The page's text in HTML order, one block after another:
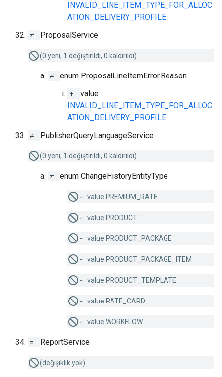
INVALID_LINE_ITEM_TYPE_FOR_ALLOC
ATION_DELIVERY_PROFILE
≠
ProposalService
(0 yeni, 1 değiştirildi, 0 kaldırıldı)
≠
enum ProposalLineItemError.Reason
+
value
INVALID_LINE_ITEM_TYPE_FOR_ALLOC
ATION_DELIVERY_PROFILE
≠
PublisherQueryLanguageService
(0 yeni, 1 değiştirildi, 0 kaldırıldı)
≠ enum ChangeHistoryEntityType
− value PREMIUM_RATE
− value PRODUCT
− value PRODUCT_PACKAGE
− value PRODUCT_PACKAGE_ITEM
− value PRODUCT_TEMPLATE
− value RATE_CARD
− value WORKFLOW
= ReportService
(değişiklik yok)